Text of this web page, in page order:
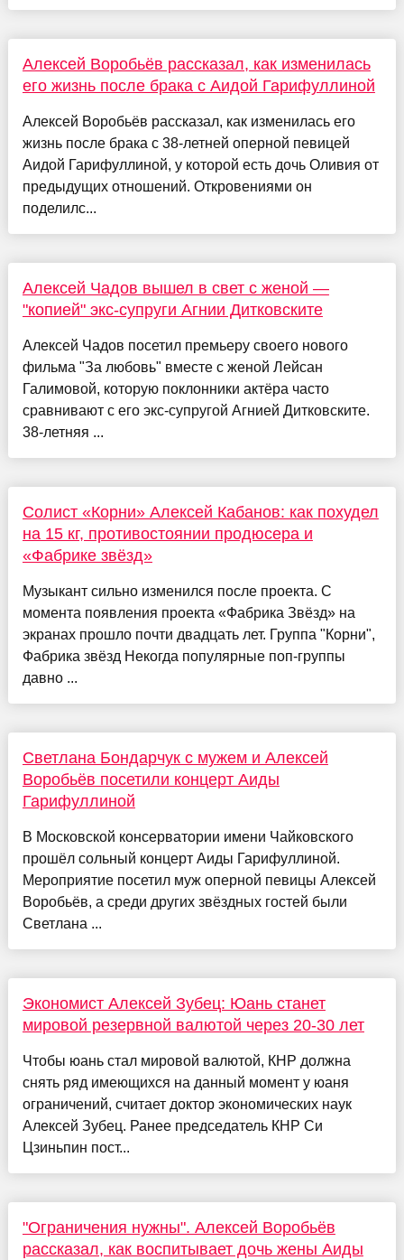
Алексей Воробьёв рассказал, как изменилась
его жизнь после брака с Аидой Гарифуллиной
Алексей Воробьёв рассказал, как изменилась его
жизнь после брака с 38-летней оперной певицей
Аидой Гарифуллиной, у которой есть дочь Оливия от
предыдущих отношений. Откровениями он
поделилс...
Алексей Чадов вышел в свет с женой —
"копией" экс-супруги Агнии Дитковските
Алексей Чадов посетил премьеру своего нового
фильма "За любовь" вместе с женой Лейсан
Галимовой, которую поклонники актёра часто
сравнивают с его экс-супругой Агнией Дитковските.
38-летняя ...
Солист «Корни» Алексей Кабанов: как похудел
на 15 кг, противостоянии продюсера и
«Фабрике звёзд»
Музыкант сильно изменился после проекта. С
момента появления проекта «Фабрика Звёзд» на
экранах прошло почти двадцать лет. Группа "Корни",
Фабрика звёзд Некогда популярные поп-группы
давно ...
Светлана Бондарчук с мужем и Алексей
Воробьёв посетили концерт Аиды
Гарифуллиной
В Московской консерватории имени Чайковского
прошёл сольный концерт Аиды Гарифуллиной.
Мероприятие посетил муж оперной певицы Алексей
Воробьёв, а среди других звёздных гостей были
Светлана ...
Экономист Алексей Зубец: Юань станет
мировой резервной валютой через 20-30 лет
Чтобы юань стал мировой валютой, КНР должна
снять ряд имеющихся на данный момент у юаня
ограничений, считает доктор экономических наук
Алексей Зубец. Ранее председатель КНР Си
Цзиньпин пост...
"Ограничения нужны". Алексей Воробьёв
рассказал, как воспитывает дочь жены Аиды